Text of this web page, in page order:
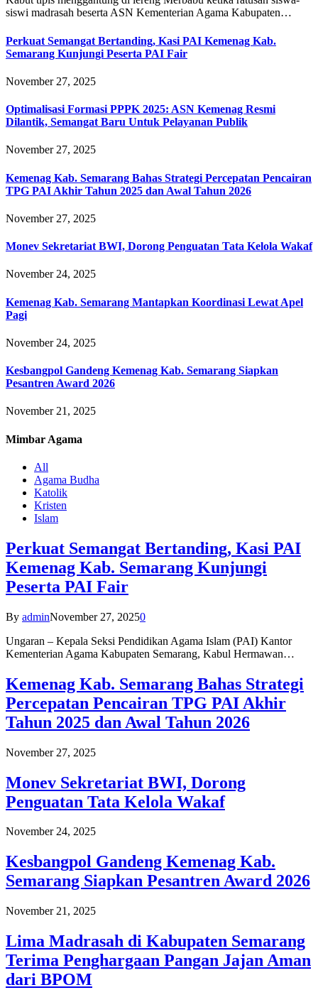
siswi madrasah beserta ASN Kementerian Agama Kabupaten…
Perkuat Semangat Bertanding, Kasi PAI Kemenag Kab.
Semarang Kunjungi Peserta PAI Fair
November 27, 2025
Optimalisasi Formasi PPPK 2025: ASN Kemenag Resmi
Dilantik, Semangat Baru Untuk Pelayanan Publik
November 27, 2025
Kemenag Kab. Semarang Bahas Strategi Percepatan Pencairan
TPG PAI Akhir Tahun 2025 dan Awal Tahun 2026
November 27, 2025
Monev Sekretariat BWI, Dorong Penguatan Tata Kelola Wakaf
November 24, 2025
Kemenag Kab. Semarang Mantapkan Koordinasi Lewat Apel
Pagi
November 24, 2025
Kesbangpol Gandeng Kemenag Kab. Semarang Siapkan
Pesantren Award 2026
November 21, 2025
Mimbar Agama
All
Agama Budha
Katolik
Kristen
Islam
Perkuat Semangat Bertanding, Kasi PAI
Kemenag Kab. Semarang Kunjungi
Peserta PAI Fair
By adminNovember 27, 20250
Ungaran – Kepala Seksi Pendidikan Agama Islam (PAI) Kantor
Kementerian Agama Kabupaten Semarang, Kabul Hermawan…
Kemenag Kab. Semarang Bahas Strategi
Percepatan Pencairan TPG PAI Akhir
Tahun 2025 dan Awal Tahun 2026
November 27, 2025
Monev Sekretariat BWI, Dorong
Penguatan Tata Kelola Wakaf
November 24, 2025
Kesbangpol Gandeng Kemenag Kab.
Semarang Siapkan Pesantren Award 2026
November 21, 2025
Lima Madrasah di Kabupaten Semarang
Terima Penghargaan Pangan Jajan Aman
dari BPOM